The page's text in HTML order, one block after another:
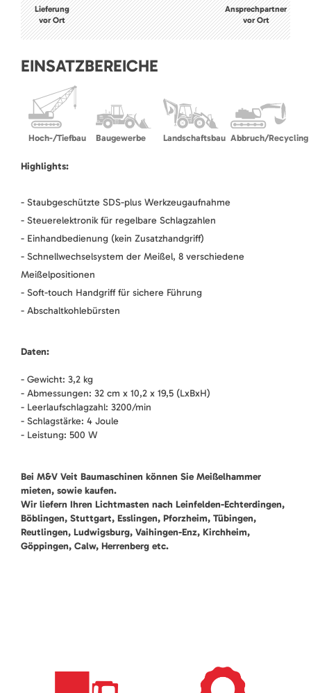
Lieferung
vor Ort
Ansprechpartner
vor Ort
EINSATZBEREICHE
Hoch-/Tiefbau Baugewerbe Landschaftsbau Abbruch/Recycling
Highlights:
- Staubgeschützte SDS-plus Werkzeugaufnahme
- Steuerelektronik für regelbare Schlagzahlen
- Einhandbedienung (kein Zusatzhandgriff)
- Schnellwechselsystem der Meißel, 8 verschiedene
Meißelpositionen
- Soft-touch Handgriff für sichere Führung
- Abschaltkohlebürsten
Daten:
- Gewicht: 3,2 kg
- Abmessungen: 32 cm x 10,2 x 19,5 (LxBxH)
- Leerlaufschlagzahl: 3200/min
- Schlagstärke: 4 Joule
- Leistung: 500 W
Bei M&V Veit Baumaschinen können Sie Meißelhammer
mieten, sowie kaufen.
Wir liefern Ihren Lichtmasten nach Leinfelden-Echterdingen,
Böblingen, Stuttgart, Esslingen, Pforzheim, Tübingen,
Reutlingen, Ludwigsburg, Vaihingen-Enz, Kirchheim,
Göppingen, Calw, Herrenberg etc.